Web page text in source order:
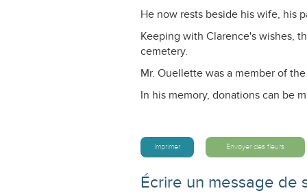
He now rests beside his wife, his
Keeping with Clarence's wishes,
cemetery.
Mr. Ouellette was a member of
In his memory, donations can be
Imprimer Envoyer des fleurs
Écrire un message de